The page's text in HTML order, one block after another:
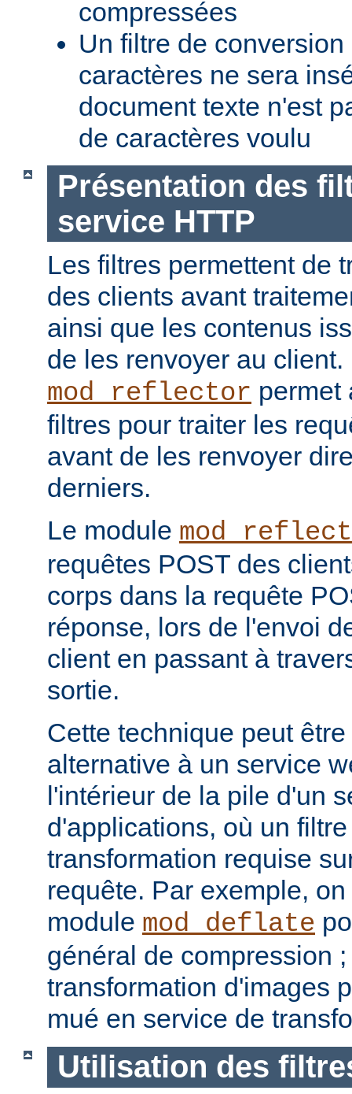
compressées
Un filtre de
caractères ne sera
document texte n'est
de caractères voulu
Présentation des
service HTTP
Les filtres permettent de
des clients avant
ainsi que les contenus
de les renvoyer au
mod_reflector permet
filtres pour traiter les
avant de les renvoyer
derniers.
Le module
requêtes POST des
corps dans la requête
réponse, lors de l'envoi
client en passant à
sortie.
Cette technique peut
alternative à un service
l'intérieur de la pile d'un
d'applications, où un
transformation requise
requête. Par exemple,
module mod_deflate
général de compression
transformation d'images
mué en service de
Utilisation des